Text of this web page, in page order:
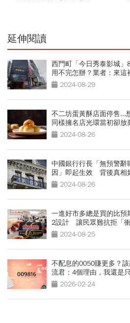
延伸閱讀
西門町「今日秀泰影城
用不完怎辦？業者：來這
2024-08-29
不二坊蛋黃酥店面停售
同樣擁名店光環當初卻
2024-08-26
中國銀行行長「無預警
因」即起生效 背後真相
2024-08-26
一進好市多總是買的比預
2設計 讓民眾難抗拒「衝
2024-08-25
不配息的0050賺更多？
流君：4個理由，我還是
2026-02-24